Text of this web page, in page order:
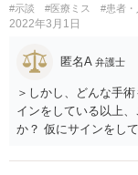
#示談 #医療ミス #患者・
2022年3月1日
匿名A 弁護士
＞しかし、どんな手
インをしている以上
か？ 仮にサインをし
眼が悪化することが